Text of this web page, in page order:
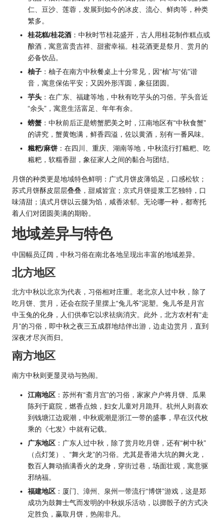
仁、豆沙、莲蓉，发展到如今的冰皮、流心、鲜肉等，种类
繁多。
桂花糕/桂花酒 ：中秋时节桂花盛开，古人用桂花制作糕点或
酿酒，寓意富贵吉祥、甜蜜幸福。桂花酒更是祭月、赏月的
必备饮品。
柚子 ：柚子在南方中秋餐桌上十分常见，因“柚”与“佑”谐
音，寓意保佑平安；又因外形浑圆，象征团圆。
芋头 ：在广东、福建等地，中秋有吃芋头的习俗。芋头音近
“余头”，寓意生活富足、年年有余。
螃蟹 ：中秋前后正是螃蟹肥美之时，江南地区有“中秋食蟹”
的讲究，蟹黄饱满，鲜香四溢，佐以黄酒，别有一番风味。
糍粑/麻饼：在四川、重庆、湖南等地，中秋流行打糍粑、吃
糍粑，软糯香甜，象征家人之间的黏合与团结。
月饼的种类更是地域特色鲜明：广式月饼皮薄馅足，口感松软；
苏式月饼酥皮层层叠叠，甜咸皆宜；京式月饼提浆工艺独特，口
味清甜；滇式月饼以云腿为馅，咸香浓郁。无论哪一种，都寄托
着人们对团圆美满的期盼。
地域差异与特色
中国幅员辽阔，中秋习俗在南北各地呈现出丰富的地域差异。
北方地区
北方中秋以北京为代表，习俗相对庄重。老北京人过中秋，除了
吃月饼、赏月，还会在院子里摆上“兔儿爷”泥塑。兔儿爷是月宫
中玉兔的化身，人们供奉它以求祛病消灾。此外，北方农村有“走
月”的习俗，即中秋之夜三五成群地结伴出游，边走边赏月，直到
深夜才尽兴而归。
南方地区
南方中秋则更显灵动与热闹。
江南地区 ：苏州有“斋月宫”的习俗，家家户户将月饼、瓜果
陈列于庭院，燃香点烛，妇女儿童对月跪拜。杭州人则喜欢
到钱塘江边观潮，中秋观潮是浙江一带的盛事，早在汉代枚
乘的《七发》中就有记载。
广东地区 ：广东人过中秋， 除了赏月吃月 饼，还有“树中秋”
（点灯笼）、“舞火龙”的习俗。尤其是香港大坑的舞火龙，
数百人舞动插满香火的龙身，穿街过巷，场面壮观，寓意驱
邪纳福。
福建地区 ：厦门、漳州、泉州一带流行“博饼”游戏，这是郑
成功为鼓舞士气而发明的中秋娱乐活动，以掷骰子的方式决
定胜负，赢取月饼，热闹非凡。